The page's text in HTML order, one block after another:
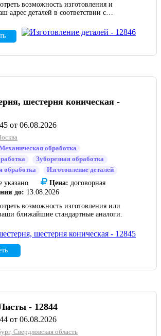
возможность изготовления и
адрес деталей в соответствии с
решения прошу направить в наш адрес
предложение на бланке
поставки. Конструкторская
шестерня коническая -
от 06.08.2026
обработка
Зуборезная обработка
обработка
Изготовление деталей
указано Цена: договорная
до: 13.08.2026
возможность изготовления или
ближайшие стандартные аналоги.
- 12844
от 06.08.2026
Свердловская область